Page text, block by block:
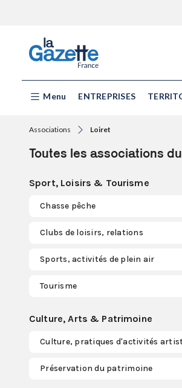
Menu ENTREPRISES
Associations Loiret
Toutes les associations
Sport, Loisirs & Tourisme
Chasse pêche
Clubs de loisirs, relations
Sports, activités de plein air
Tourisme
Culture, Arts & Patrimoine
Culture, pratiques d'activités
Préservation du patrimoine